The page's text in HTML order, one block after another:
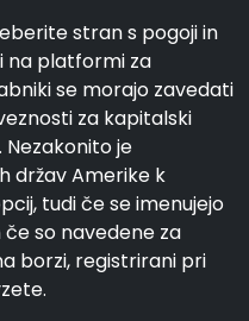
stran s pogoji in
na platformi za
se morajo zavedati
za kapitalski
je
držav Amerike k
tudi če se imenujejo
so navedene za
borzi, registrirani pri